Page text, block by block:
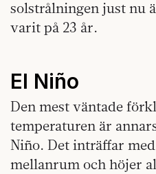
solstrålningen just nu
varit på 23 år.
El Niño
Den mest väntade
temperaturen är
Niño. Det inträffar
mellanrum och höjer